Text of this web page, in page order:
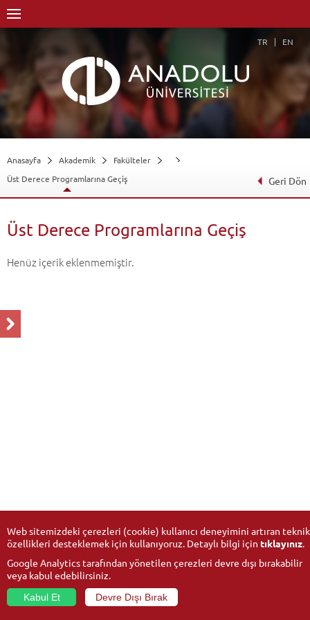
TR EN
Anasayfa Akademik
Fakülteler
Üst Derece Programlarına Geçiş
Geri Dön
Üst Derece Programlarına Geçiş
Henüz içerik eklenmemiştir.
Web sitemizdeki çerezleri (cookie) kullanıcı deneyimini artıran teknik
özellikleri desteklemek için kullanıyoruz. Detaylı bilgi için tıklayınız.
Google Analytics tarafından yönetilen çerezleri devre dışı bırakabilir
veya kabul edebilirsiniz.
Kabul Et
Devre Dışı Bırak
© 2026Anadolu Üniversitesi- Tüm hakları saklıdır.